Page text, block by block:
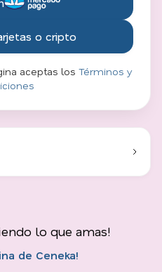
o cripto
aceptas los Términos y
lo que amas!
de Ceneka!